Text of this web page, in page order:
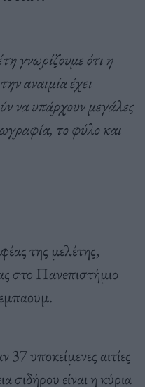
γνωρίζουμε ότι η
αναιμία έχει
να υπάρχουν μεγάλες
το φύλο και
της μελέτης,
στο Πανεπιστήμιο
υποκείμενες αιτίες
σιδήρου είναι η κύρια